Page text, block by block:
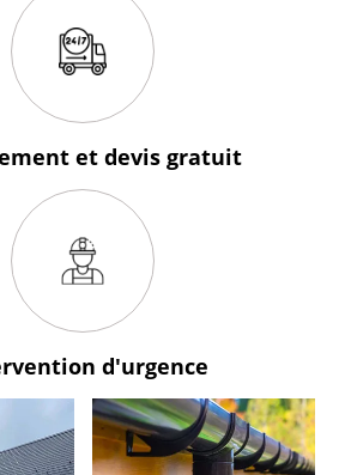
et devis gratuit
d'urgence